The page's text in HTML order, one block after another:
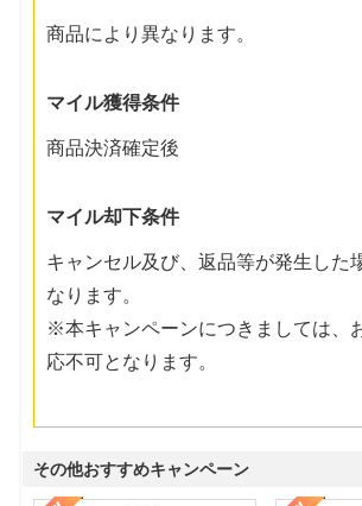
商品により異なります。
マイル獲得条件
商品決済確定後
マイル却下条件
キャンセル及び、返品等が発生した
なります。
※本キャンペーンにつきましては、
応不可となります。
その他おすすめキャンペーン